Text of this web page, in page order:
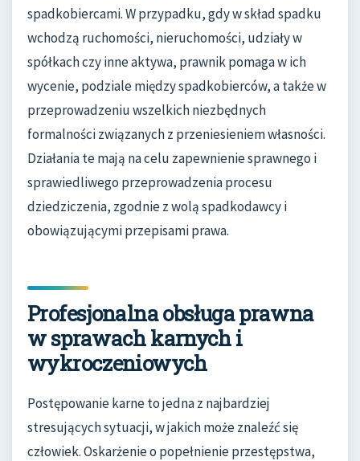
spadkobiercami. W przypadku, gdy w skład spadku
wchodzą ruchomości, nieruchomości, udziały w
spółkach czy inne aktywa, prawnik pomaga w ich
wycenie, podziale między spadkobierców, a także w
przeprowadzeniu wszelkich niezbędnych
formalności związanych z przeniesieniem własności.
Działania te mają na celu zapewnienie sprawnego i
sprawiedliwego przeprowadzenia procesu
dziedziczenia, zgodnie z wolą spadkodawcy i
obowiązującymi przepisami prawa.
Profesjonalna obsługa prawna
w sprawach karnych i
wykroczeniowych
Postępowanie karne to jedna z najbardziej
stresujących sytuacji, w jakich może znaleźć się
człowiek. Oskarżenie o popełnienie przestępstwa,